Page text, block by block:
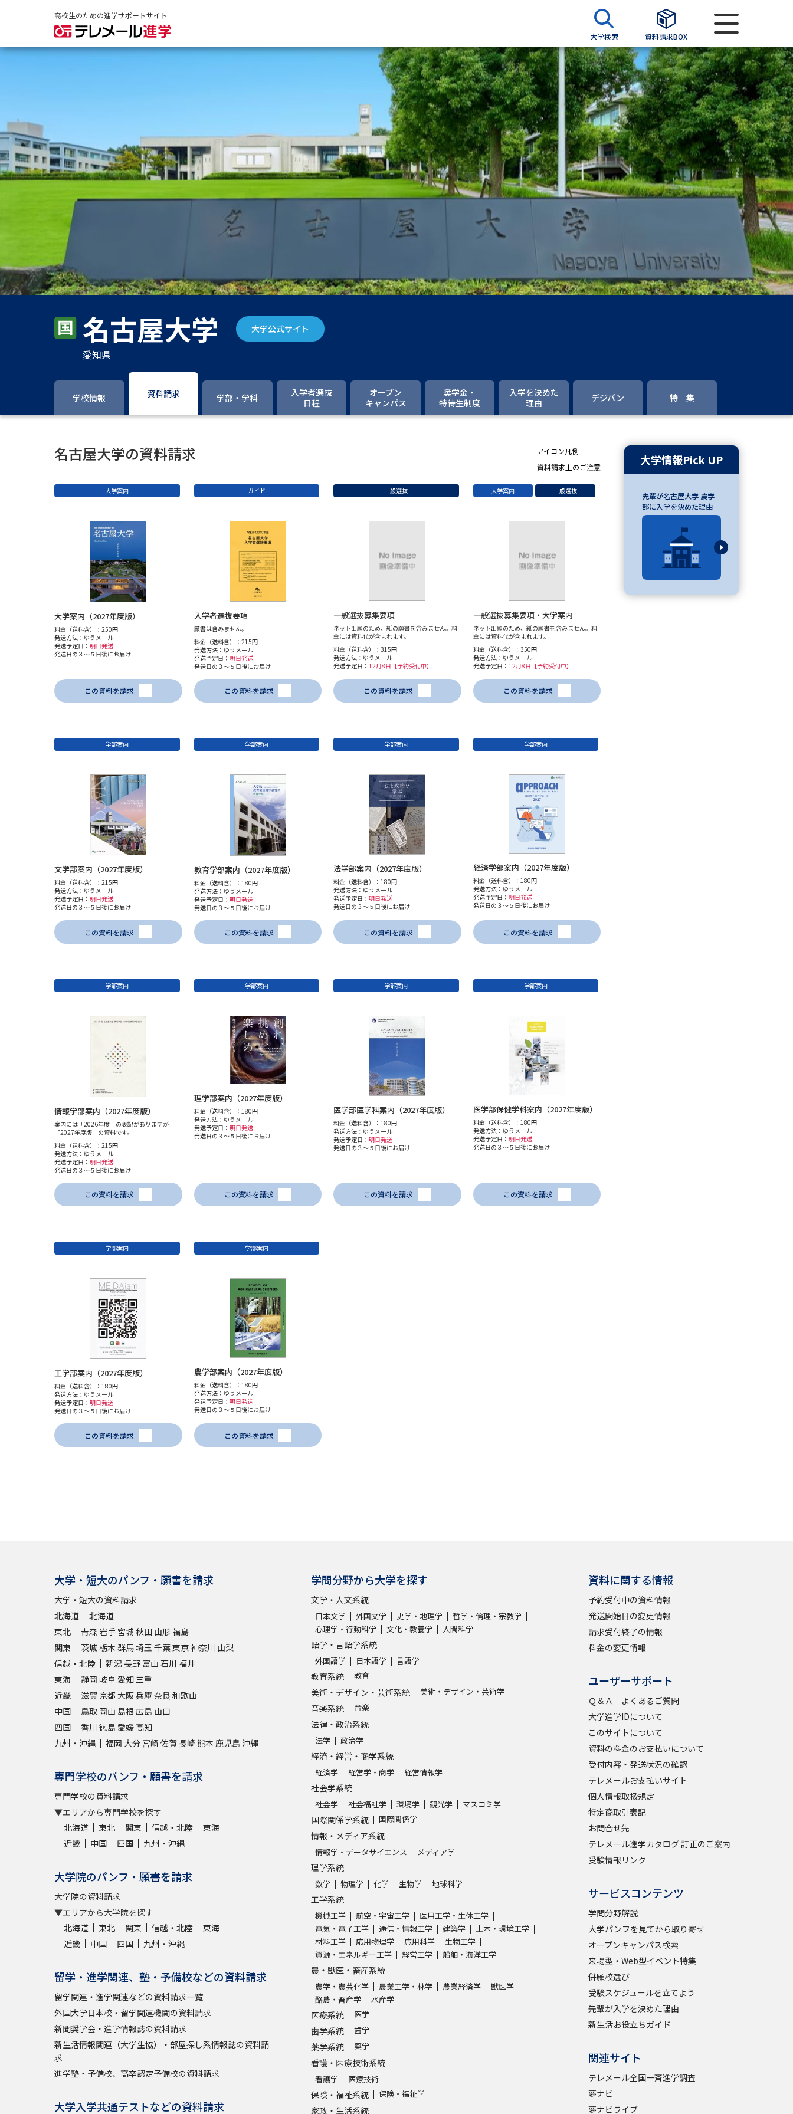
高校生のための進学サポートサイト
大学検索 資料請求BOX
資料請求 資料検索
大学・短大の資料種類から請求
大学パンフ
学部・学科パンフ
総合型選抜・学校推薦型選抜 募集要項＆願書
大学入学共通テスト利用選抜の募集要項＆願書
過去問題集
大学・短大以外の資料から請求
留学・進学関連、塾・予備校
大学入学共通テスト「受験上の配慮案内」の請求
高等学校卒業程度認定試験
大学研究 大学検索
国際・グローバルに強い大学特集
デジタルパンフレット
進路の３択
新学年スタート号特集ページ（高3生用）
新学年スタート号特集ページ（高2生用）
オープンキャンパスなどを調べる
オープンキャンパス検索
実施プログラムから探す
来場型・Web型イベント特集
夢ナビライブ
受験準備
併願校選び 受験スケジュールを立てよう
先輩が入学を決めた理由
テレメール全国一斉進学調査
学問発見
大学で学びたい学問発見
学問のミニ講義「夢ナビ講義」 学問分野解説
ユーザーサポート
Ｑ＆Ａ よくあるご質問 大学進学IDについて
お支払いについて
個人情報取扱規定
特定商取引表記 お問合せ先
受験情報リンク
名古屋大学 大学公式サイト
愛知県
学校情報 資料請求 学部・学科
入学者選抜
日程
オープン
キャンパス
奨学金・
特待生制度
入学を決めた
理由
デジパン 特 集
名古屋大学の資料請求
アイコン凡例
資料請求上のご注意
大学案内
大学案内（2027年度版）
料金（送料含）：250円
発送方法：ゆうメール
発送予定日： 明日発送
発送日の３～５日後にお届け
この資料を請求
ガイド
入学者選抜要項
願書は含みません。
料金（送料含）：215円
発送方法：ゆうメール
発送予定日： 明日発送
発送日の３～５日後にお届け
この資料を請求
一般選抜
一般選抜募集要項
ネット出願のため、紙の願書を含みません。料
金には資料代が含まれます。
料金（送料含）：315円
発送方法：ゆうメール
発送予定日： 12月8日【予約受付中】
この資料を請求
大学案内 一般選抜
一般選抜募集要項・大学案内
ネット出願のため、紙の願書を含みません。料
金には資料代が含まれます。
料金（送料含）：350円
発送方法：ゆうメール
発送予定日： 12月8日【予約受付中】
この資料を請求
学部案内
文学部案内（2027年度版）
料金（送料含）：215円
発送方法：ゆうメール
発送予定日： 明日発送
発送日の３～５日後にお届け
この資料を請求
学部案内
教育学部案内（2027年度版）
料金（送料含）：180円
発送方法：ゆうメール
発送予定日： 明日発送
発送日の３～５日後にお届け
この資料を請求
学部案内
法学部案内（2027年度版）
料金（送料含）：180円
発送方法：ゆうメール
発送予定日： 明日発送
発送日の３～５日後にお届け
この資料を請求
学部案内
経済学部案内（2027年度版）
料金（送料含）：180円
発送方法：ゆうメール
発送予定日： 明日発送
発送日の３～５日後にお届け
この資料を請求
学部案内
情報学部案内（2027年度版）
案内には「2026年度」の表記がありますが
「2027年度版」の資料です。
料金（送料含）：215円
発送方法：ゆうメール
発送予定日： 明日発送
発送日の３～５日後にお届け
この資料を請求
学部案内
理学部案内（2027年度版）
料金（送料含）：180円
発送方法：ゆうメール
発送予定日： 明日発送
発送日の３～５日後にお届け
この資料を請求
学部案内
医学部医学科案内（2027年度版）
料金（送料含）：180円
発送方法：ゆうメール
発送予定日： 明日発送
発送日の３～５日後にお届け
この資料を請求
学部案内
医学部保健学科案内（2027年度版）
料金（送料含）：180円
発送方法：ゆうメール
発送予定日： 明日発送
発送日の３～５日後にお届け
この資料を請求
学部案内
工学部案内（2027年度版）
料金（送料含）：180円
発送方法：ゆうメール
発送予定日： 明日発送
発送日の３～５日後にお届け
この資料を請求
学部案内
農学部案内（2027年度版）
料金（送料含）：180円
発送方法：ゆうメール
発送予定日： 明日発送
発送日の３～５日後にお届け
この資料を請求
大学情報Pick UP
先輩が名古屋大学 農学
部に入学を決めた理由
大学・短大のパンフ・願書を請求
大学・短大の資料請求
北海道
北海道
東北
青森 岩手 宮城 秋田 山形 福島
関東
茨城 栃木 群馬埼玉 千葉東京神奈川 山梨
信越・北陸
新潟長野 富山 石川 福井
東海
静岡 岐阜 愛知 三重
近畿
滋賀 京都 大阪兵庫奈良 和歌山
中国
鳥取 岡山 島根 広島 山口
四国
香川 徳島 愛媛 高知
九州・沖縄
福岡 大分 宮崎 佐賀 長崎 熊本 鹿児島沖縄
専門学校のパンフ・願書を請求
専門学校の資料請求
▼エリアから専門学校を探す
北海道
東北 関東 信越・北陸
東海
近畿
中国 四国 九州・沖縄
大学院のパンフ・願書を請求
大学院の資料請求
▼エリアから大学院を探す
北海道
東北 関東 信越・北陸
東海
近畿
中国 四国 九州・沖縄
留学・進学関連、塾・予備校などの資料請求
留学関連・進学関連などの資料請求一覧
外国大学日本校・留学関連機関の資料請求
新聞奨学会・進学情報誌の資料請求
新生活情報関連（大学生協）・部屋探し系情報誌の資料請
求
進学塾・予備校、高卒認定予備校の資料請求
大学入学共通テストなどの資料請求
学問分野から大学を探す
文学・人文系統
日本文学 外国文学 史学・地理学
哲学・倫理・宗教学
心理学・行動科学
文化・教養学 人間科学
語学・言語学系統
外国語学 日本語学 言語学
教育系統 教育
美術・デザイン・芸術系統 美術・デザイン・芸術学
音楽系統 音楽
法律・政治系統
法学 政治学
経済・経営・商学系統
経済学 経営学・商学 経営情報学
社会学系統
社会学 社会福祉学 環境学 観光学 マスコミ学
国際関係学系統 国際関係学
情報・メディア系統
情報学・データサイエンス メディア学
理学系統
数学 物理学 化学 生物学 地球科学
工学系統
機械工学 航空・宇宙工学
医用工学・生体工学
電気・電子工学
通信・情報工学 建築学
土木・環境工学
材料工学
応用物理学 応用科学
生物工学
資源・エネルギー工学
経営工学 船舶・海洋工学
農・獣医・畜産系統
農学・農芸化学 農業工学・林学 農業経済学
獣医学
酪農・畜産学
水産学
医療系統 医学
歯学系統 歯学
薬学系統 薬学
看護・医療技術系統
看護学 医療技術
保険・福祉系統 保険・福祉学
家政・生活系統
資料に関する情報
予約受付中の資料情報
発送開始日の変更情報
請求受付終了の情報
料金の変更情報
ユーザーサポート
Ｑ＆Ａ よくあるご質問
大学進学IDについて
このサイトについて
資料の料金のお支払いについて
受付内容・発送状況の確認
テレメールお支払いサイト
個人情報取扱規定
特定商取引表記
お問合せ先
テレメール進学カタログ 訂正のご案内
受験情報リンク
サービスコンテンツ
学問分野解説
大学パンフを見てから取り寄せ
オープンキャンパス検索
来場型・Web型イベント特集
併願校選び
受験スケジュールを立てよう
先輩が入学を決めた理由
新生活お役立ちガイド
関連サイト
テレメール全国一斉進学調査
夢ナビ
夢ナビライブ